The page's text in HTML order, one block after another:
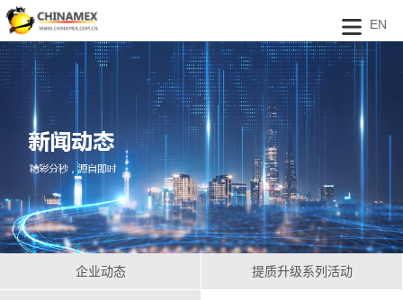
EN
企业动态 提质升级系列活动